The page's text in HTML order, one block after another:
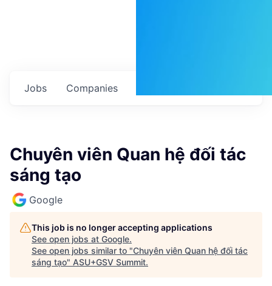
Jobs Companies
Chuyên viên Quan hệ đối tác
sáng tạo
Google
This job is no longer accepting applications
See open jobs at Google.
See open jobs similar to "Chuyên viên Quan hệ đối tác
sáng tạo" ASU+GSV Summit.